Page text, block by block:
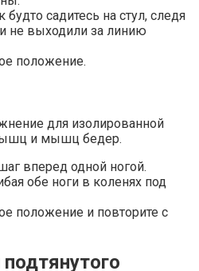
будто садитесь на стул, следя
не выходили за линию
положение.
для изолированной
и мышц бедер.
вперед одной ногой.
обе ноги в коленях под
положение и повторите с